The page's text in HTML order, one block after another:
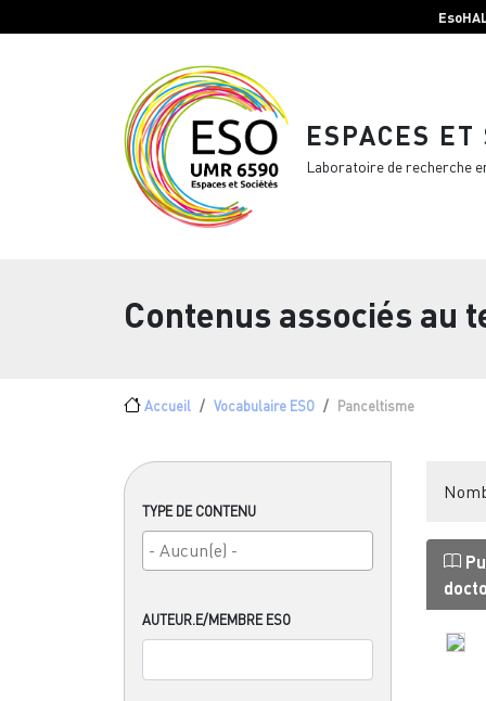
ESPACES ET
Laboratoire de recherche
Contenus associés au
Fil d'Ariane
Accueil Vocabulaire ESO Panceltisme
TYPE DE CONTENU
AUTEUR.E/MEMBRE ESO